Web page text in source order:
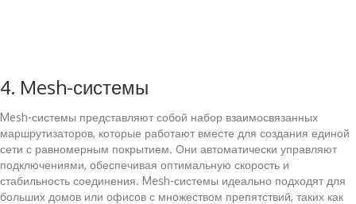
4. Mesh-системы
Mesh-системы представляют собой набор взаимосвязанных
маршрутизаторов, которые работают вместе для создания единой
сети с равномерным покрытием. Они автоматически управляют
подключениями, обеспечивая оптимальную скорость и
стабильность соединения. Mesh-системы идеально подходят для
больших домов или офисов с множеством препятствий, таких как